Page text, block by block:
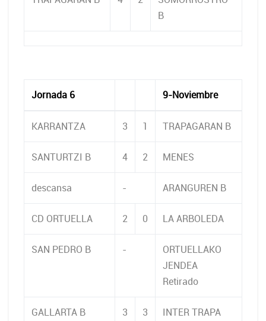
B
Jornada 6 9-Noviembre
KARRANTZA 3 1 TRAPAGARAN B
SANTURTZI B 4 2 MENES
descansa - ARANGUREN B
CD ORTUELLA 2 0 LA ARBOLEDA
SAN PEDRO B -
ORTUELLAKO
JENDEA
Retirado
GALLARTA B 3 3
INTER TRAPA